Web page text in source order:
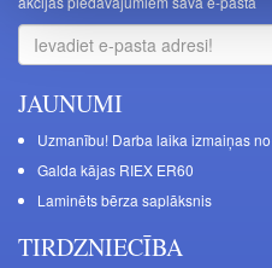
JAUNUMI
Uzmanību! Darba laika izmaiņas
Galda kājas RIEX ER60
Laminēts bērza saplāksnis
TIRDZNIECĪBA